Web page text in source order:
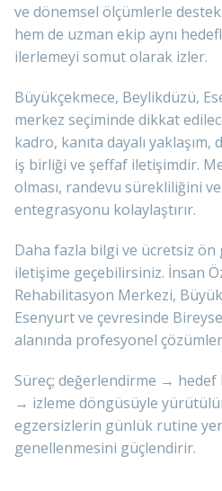
ve dönemsel ölçümlerle
hem de uzman ekip aynı
ilerlemeyi somut olarak izler.
Büyükçekmece, Beylikdüzü,
merkez seçiminde dikkat
kadro, kanıta dayalı
iş birliği ve şeffaf iletişimdir.
olması, randevu sürekliliğini
entegrasyonu kolaylaştırır.
Daha fazla bilgi ve ücretsiz
iletişime geçebilirsiniz. İnsan
Rehabilitasyon Merkezi,
Esenyurt ve çevresinde
alanında profesyonel
Süreç; değerlendirme →
→ izleme döngüsüyle
egzersizlerin günlük rutine
genellenmesini güçlendirir.